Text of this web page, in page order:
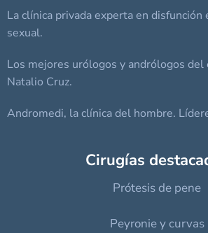
La clínica privada experta en
sexual.
Los mejores urólogos y andrólogos del
Natalio Cruz.
Andromedi, la clínica del hombre.
Cirugías
Prótesis de pene
Peyronie y curvas